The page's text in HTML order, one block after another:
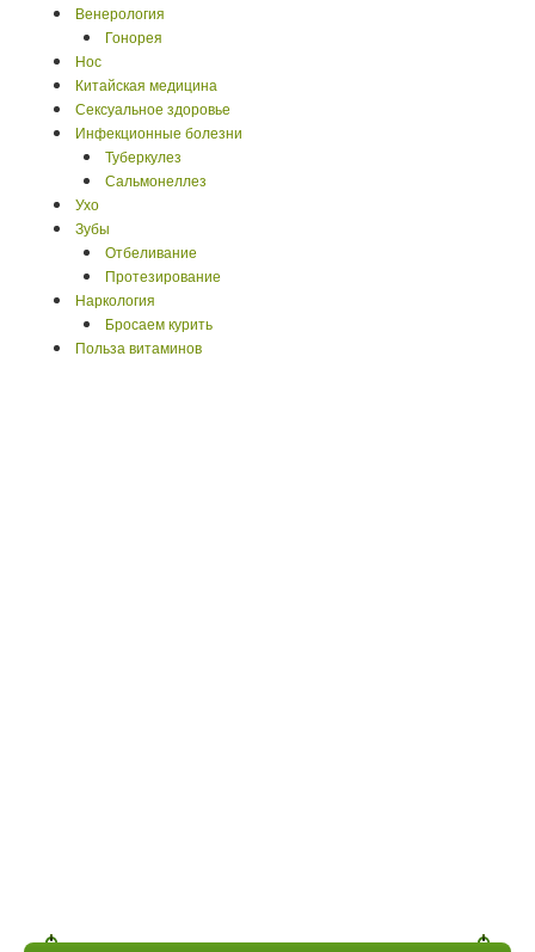
Венерология
Гонорея
Нос
Китайская медицина
Сексуальное здоровье
Инфекционные болезни
Туберкулез
Сальмонеллез
Ухо
Зубы
Отбеливание
Протезирование
Наркология
Бросаем курить
Польза витаминов